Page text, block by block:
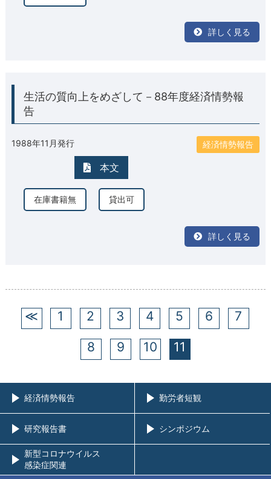
詳しく見る
生活の質向上をめざして－88年度経済情勢報
告
1988年11月発行 経済情勢報告
本文
在庫書籍無 貸出可
詳しく見る
≪ 1 2 3 4 5 6 7
8 9 10 11
経済情勢報告 勤労者短観
研究報告書 シンポジウム
新型コロナウイルス
感染症関連